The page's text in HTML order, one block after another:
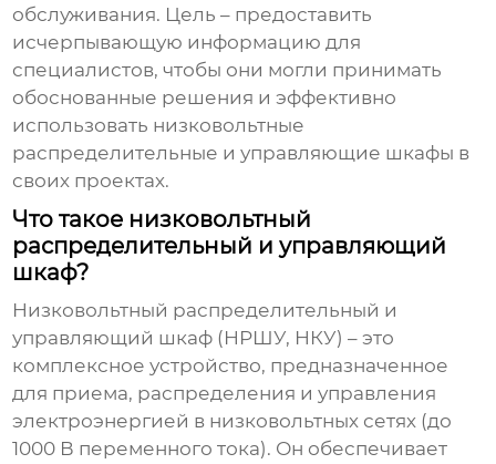
обслуживания. Цель – предоставить
исчерпывающую информацию для
специалистов, чтобы они могли принимать
обоснованные решения и эффективно
использовать низковольтные
распределительные и управляющие шкафы в
своих проектах.
Что такое низковольтный
распределительный и управляющий
шкаф?
Низковольтный распределительный и
управляющий шкаф (НРШУ, НКУ) – это
комплексное устройство, предназначенное
для приема, распределения и управления
электроэнергией в низковольтных сетях (до
1000 В переменного тока). Он обеспечивает